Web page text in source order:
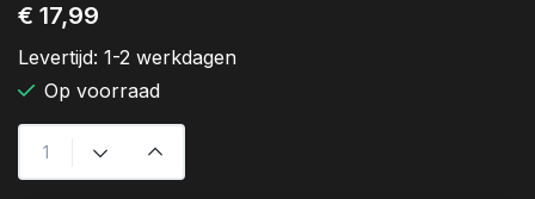
€ 17,99
Levertijd: 1-2 werkdagen
Op voorraad